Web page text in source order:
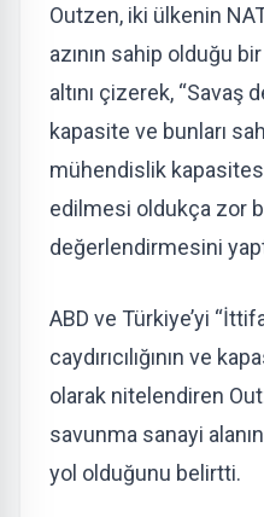
Outzen, iki ülkenin
azının sahip olduğu
altını çizerek, “Savaş
kapasite ve bunları
mühendislik
edilmesi oldukça zor
değerlendirmesini
ABD ve Türkiye’yi
caydırıcılığının ve
olarak nitelendiren
savunma sanayi
yol olduğunu belirtti.